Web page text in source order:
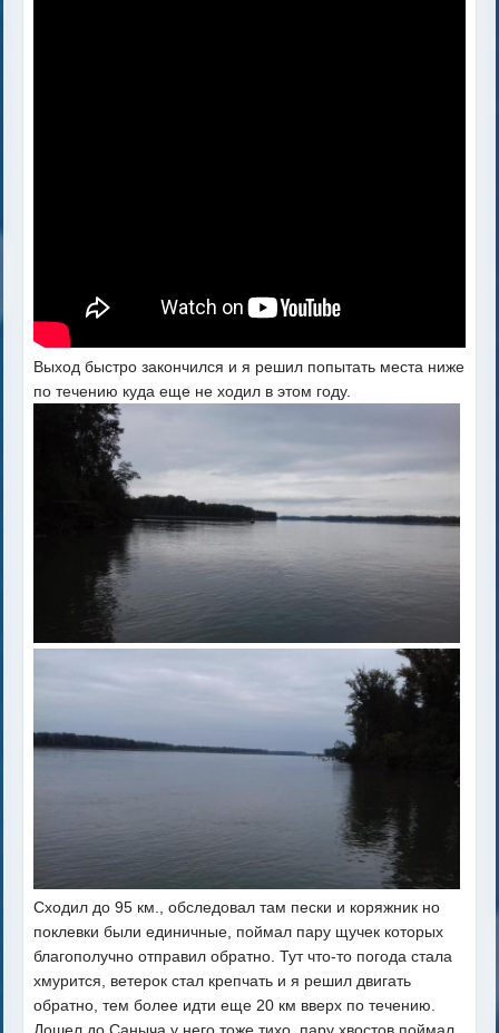
Выход быстро закончился и я решил попытать места ниже
по течению куда еще не ходил в этом году.
Сходил до 95 км., обследовал там пески и коряжник но
поклевки были единичные, поймал пару щучек которых
благополучно отправил обратно. Тут что-то погода стала
хмурится, ветерок стал крепчать и я решил двигать
обратно, тем более идти еще 20 км вверх по течению.
Дошел до Саныча у него тоже тихо, пару хвостов поймал